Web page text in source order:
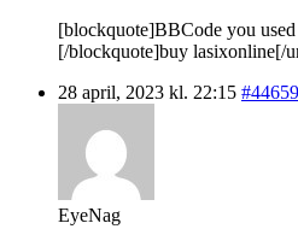
[blockquote]BBCode you
[/blockquote]buy lasixonline[/
28 april, 2023 kl. 22:15
EyeNag